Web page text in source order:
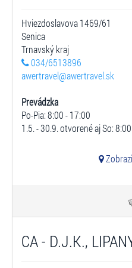
Hviezdoslavova 1469/61
Senica
Trnavský kraj
034/6513896
awertravel@awertravel.sk
Prevádzka
Po-Pia: 8:00 - 17:00
1.5. - 30.9. otvorené aj So:
CA - D.J.K.,